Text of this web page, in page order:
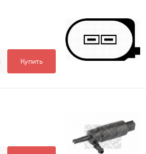
Купить